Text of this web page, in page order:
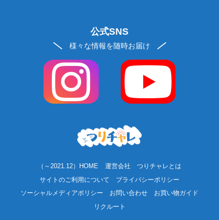
公式SNS
様々な情報を随時お届け
（～2021.12）HOME 運営会社
つりチャレとは
サイトのご利用について
プライバシーポリシー
ソーシャルメディアポリシー
お問い合わせ
お買い物ガイド
リクルート